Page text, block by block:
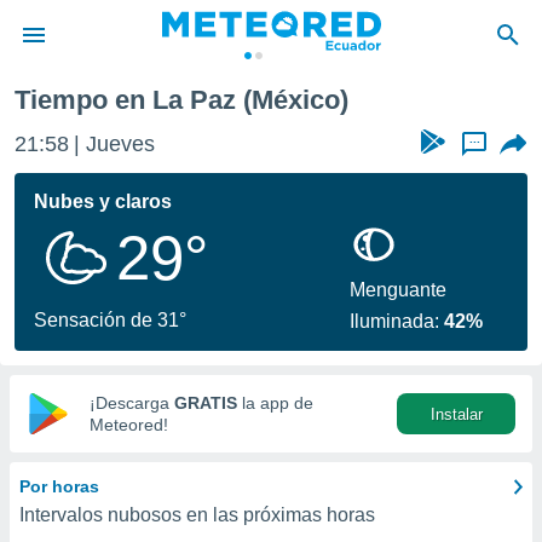
de
ha
calidad.
a este
las
y
digital
basada
Tiempo en La Paz (México)
21:58 Jueves ...
Nubes y claros
29°
Sensación de 31°
Menguante
Iluminada:42%
¡Descarga GRATIS la app de
Meteored!
Instalar
Por horas
Intervalos nubosos en las próximas horas